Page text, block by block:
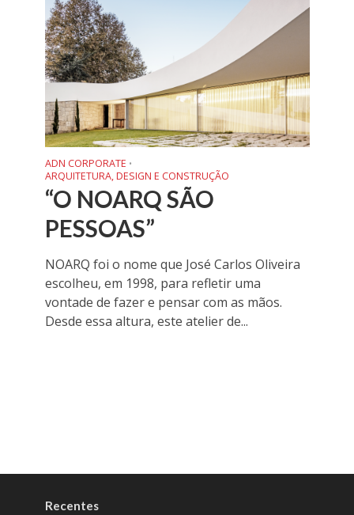
ADN CORPORATE •
ARQUITETURA, DESIGN E CONSTRUÇÃO
“O NOARQ SÃO
PESSOAS”
NOARQ foi o nome que José Carlos Oliveira
escolheu, em 1998, para refletir uma
vontade de fazer e pensar com as mãos.
Desde essa altura, este atelier de...
Recentes